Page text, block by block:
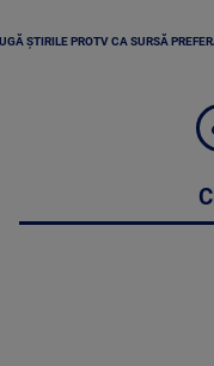
ȘTIRILE PROTV CA SURSĂ